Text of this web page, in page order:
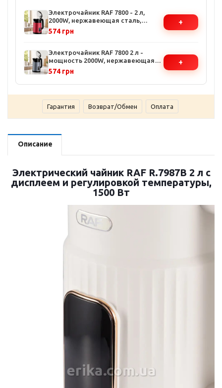
Электрочайник RAF 7800 - 2 л,
2000W, нержавеющая сталь,
автоотключение, вращение 360
градусов
574 грн
+
Электрочайник RAF 7800 2 л -
мощность 2000W, нержавеющая
сталь, автоотключение, 360°
вращение
574 грн
+
Гарантия Возврат/Обмен Оплата
Описание
Электрический чайник RAF R.7987B 2 л с
дисплеем и регулировкой температуры,
1500 Вт
erika.com.ua